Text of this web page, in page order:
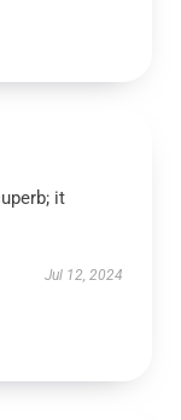
it
Jul 12, 2024